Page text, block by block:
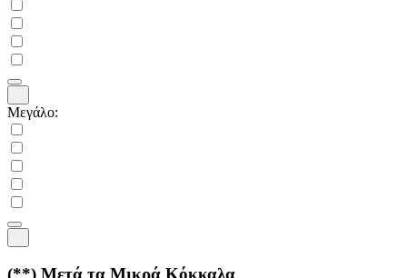
Μεγάλο:
(**) Μετά τα Μικρά Κόκκαλα